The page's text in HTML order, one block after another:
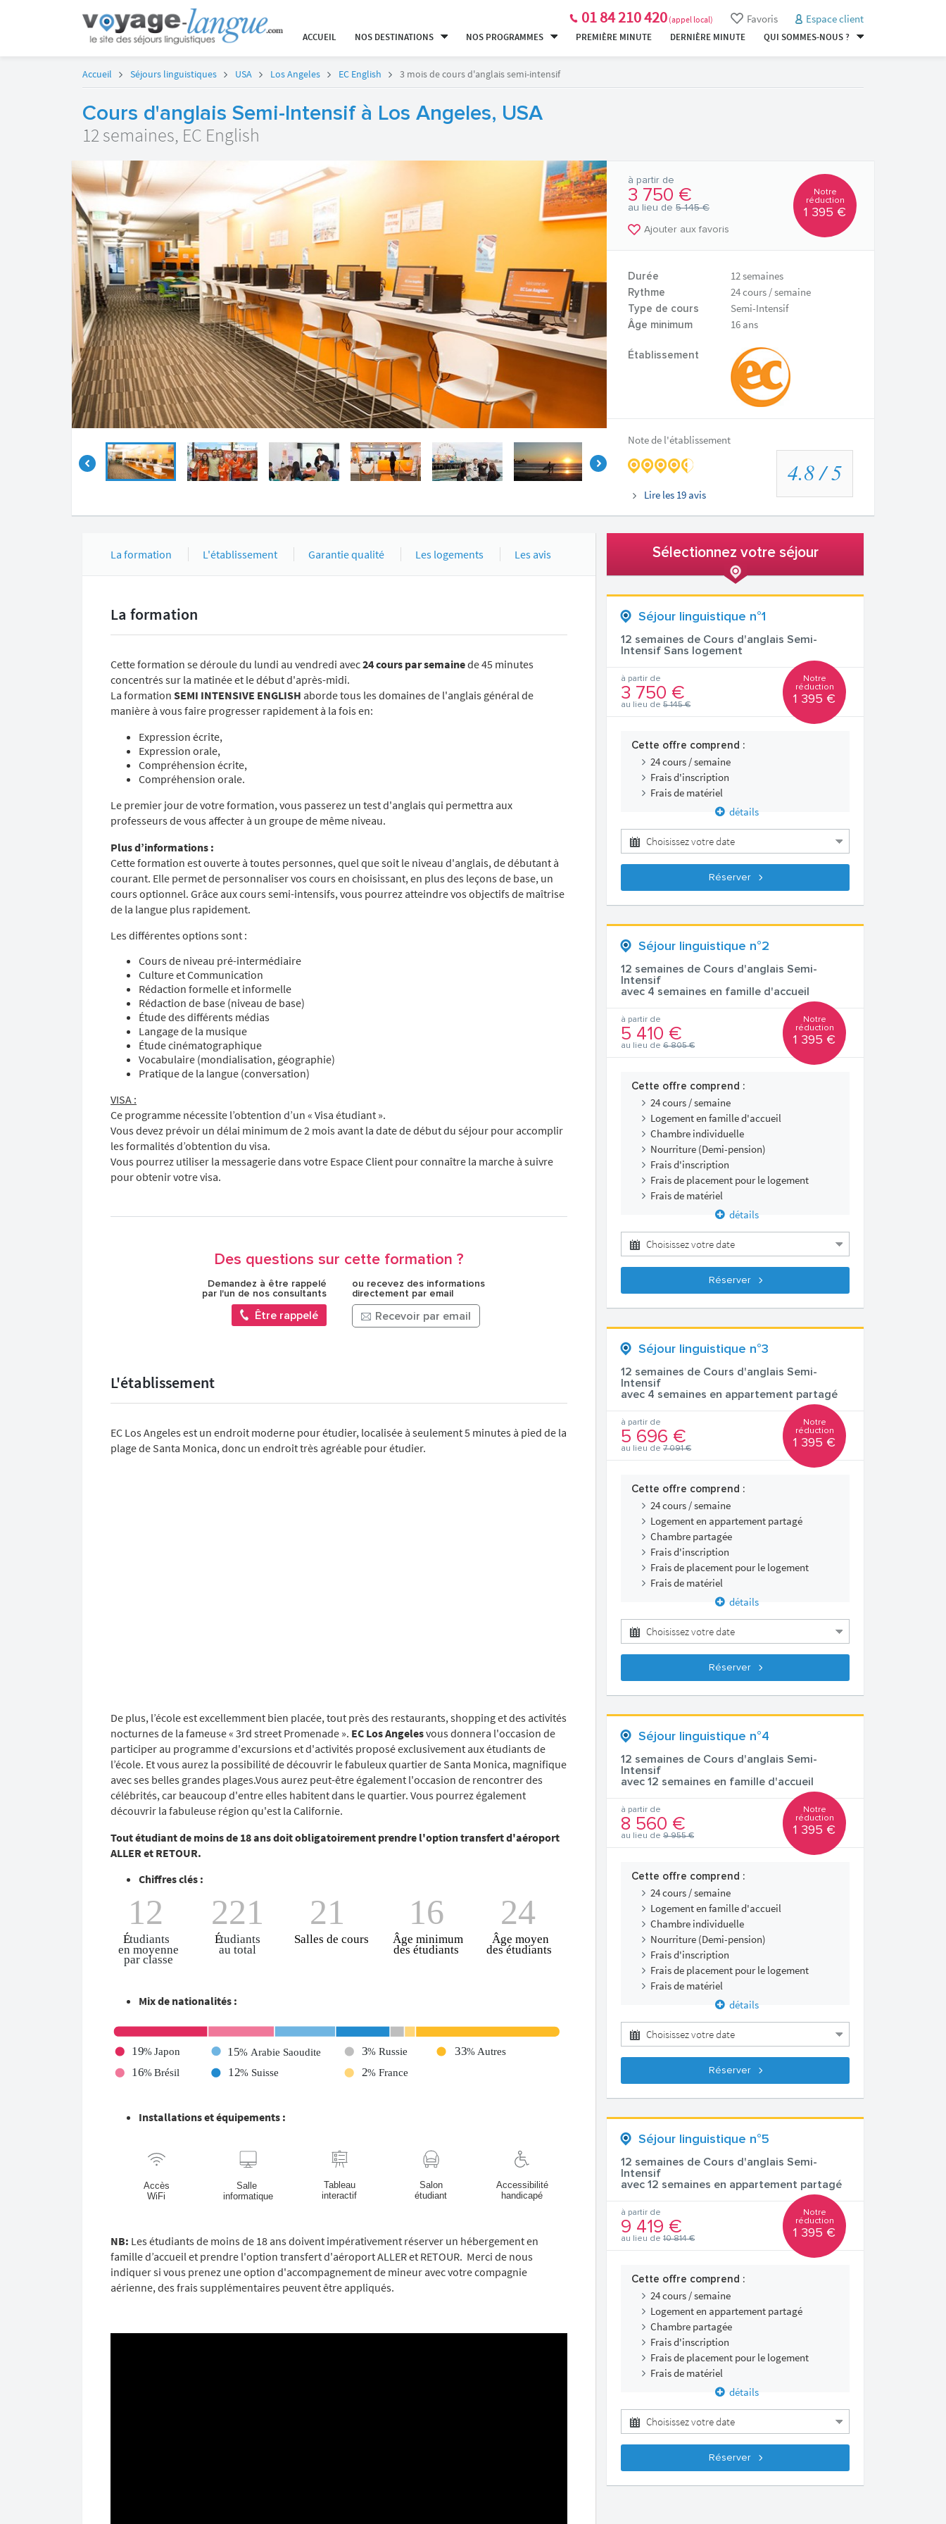
01 84 210 420 (appel local) Favoris Espace client
ACCUEIL NOS DESTINATIONS NOS PROGRAMMES PREMIÈRE MINUTE DERNIÈRE MINUTE QUI SOMMES-NOUS ?
Accueil Séjours linguistiques USA Los Angeles EC English 3 mois de cours d'anglais semi-intensif
Cours d'anglais Semi-Intensif à Los Angeles, USA
12 semaines, EC English
à partir de
3 750 €
au lieu de 5 145 €
Notre
réduction
1 395 €
Ajouter aux favoris
Durée 12 semaines
Rythme 24 cours / semaine
Type de cours Semi-Intensif
Âge minimum 16 ans
Établissement
Note de l'établissement
4.8/ 5
Lire les 19 avis
La formation L'établissement Garantie qualité Les logements Les avis
La formation
Cette formation se déroule du lundi au vendredi avec24 cours par semainede 45 minutes
concentrés sur la matinée et le début d'après-midi.
La formation SEMI INTENSIVE ENGLISH aborde tous les domaines de l'anglais général de
manière à vous faire progresser rapidement à la fois en:
Expression écrite,
Expression orale,
Compréhension écrite,
Compréhension orale.
Le premier jour de votre formation, vous passerez un test d'anglais qui permettra aux
professeurs de vous affecter à un groupe de même niveau.
Plus d’informations :
Cette formation est ouverte à toutes personnes, quel que soit le niveau d'anglais, de débutant à
courant. Elle permet de personnaliser vos cours en choisissant, en plus des leçons de base, un
cours optionnel. Grâce aux cours semi-intensifs, vous pourrez atteindre vos objectifs de maîtrise
de la langue plus rapidement.
Les différentes options sont :
Cours de niveau pré-intermédiaire
Culture et Communication
Rédaction formelle et informelle
Rédaction de base (niveau de base)
Étude des différents médias
Langage de la musique
Étude cinématographique
Vocabulaire (mondialisation, géographie)
Pratique de la langue (conversation)
VISA :
Ce programme nécessite l’obtention d’un « Visa étudiant ».
Vous devez prévoir un délai minimum de 2 mois avant la date de début du séjour pour accomplir
les formalités d’obtention du visa.
Vous pourrez utiliser la messagerie dans votre Espace Client pour connaître la marche à suivre
pour obtenir votre visa.
Des questions sur cette formation ?
Demandez à être rappelé
par l'un de nos consultants
Être rappelé
ou recevez des informations
directement par email
Recevoir par email
L'établissement
EC Los Angeles est un endroit moderne pour étudier, localisée à seulement 5 minutes à pied de la
plage de Santa Monica, donc un endroit très agréable pour étudier.
De plus, l’école est excellemment bien placée, tout près des restaurants, shopping et des activités
nocturnes de la fameuse « 3rd street Promenade ». EC Los Angelesvous donnera l'occasion de
participer au programme d'excursions et d'activités proposé exclusivement aux étudiants de
l’école. Et vous aurez la possibilité de découvrir le fabuleux quartier de Santa Monica, magnifique
avec ses belles grandes plages.Vous aurez peut-être également l'occasion de rencontrer des
célébrités, car beaucoup d'entre elles habitent dans le quartier. Vous pourrez également
découvrir la fabuleuse région qu'est la Californie.
Tout étudiant de moins de 18 ans doit obligatoirement prendre l'option transfert d'aéroport
ALLER et RETOUR.
Chiffres clés :
Mix de nationalités :
Installations et équipements :
Accès
WiFi
Salle
informatique
Tableau
interactif
Salon
étudiant
Accessibilité
handicapé
NB: Les étudiants de moins de 18 ans doivent impérativement réserver un hébergement en
famille d’accueil et prendre l'option transfert d'aéroport ALLER et RETOUR. Merci de nous
indiquer si vous prenez une option d'accompagnement de mineur avec votre compagnie
aérienne, des frais supplémentaires peuvent être appliqués.
Sélectionnez votre séjour
Séjour linguistique n°1
12 semaines de Cours d'anglais Semi-
Intensif Sans logement
à partir de
3 750 €
au lieu de 5 145 €
Notre
réduction
1 395 €
Cette offre comprend :
24 cours / semaine
Frais d'inscription
Frais de matériel
détails
Réserver
Séjour linguistique n°2
12 semaines de Cours d'anglais Semi-
Intensif
avec 4 semaines en famille d'accueil
à partir de
5 410 €
au lieu de 6 805 €
Notre
réduction
1 395 €
Cette offre comprend :
24 cours / semaine
Logement en famille d'accueil
Chambre individuelle
Nourriture (Demi-pension)
Frais d'inscription
Frais de placement pour le logement
Frais de matériel
détails
Réserver
Séjour linguistique n°3
12 semaines de Cours d'anglais Semi-
Intensif
avec 4 semaines en appartement partagé
à partir de
5 696 €
au lieu de 7 091 €
Notre
réduction
1 395 €
Cette offre comprend :
24 cours / semaine
Logement en appartement partagé
Chambre partagée
Frais d'inscription
Frais de placement pour le logement
Frais de matériel
détails
Réserver
Séjour linguistique n°4
12 semaines de Cours d'anglais Semi-
Intensif
avec 12 semaines en famille d'accueil
à partir de
8 560 €
au lieu de 9 955 €
Notre
réduction
1 395 €
Cette offre comprend :
24 cours / semaine
Logement en famille d'accueil
Chambre individuelle
Nourriture (Demi-pension)
Frais d'inscription
Frais de placement pour le logement
Frais de matériel
détails
Réserver
Séjour linguistique n°5
12 semaines de Cours d'anglais Semi-
Intensif
avec 12 semaines en appartement partagé
à partir de
9 419 €
au lieu de 10 814 €
Notre
réduction
1 395 €
Cette offre comprend :
24 cours / semaine
Logement en appartement partagé
Chambre partagée
Frais d'inscription
Frais de placement pour le logement
Frais de matériel
détails
Réserver